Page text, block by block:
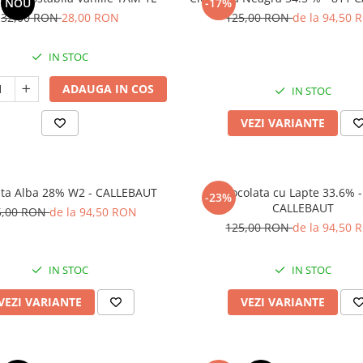
32,00 RON28,00 RON
IN STOC
ADAUGA IN COS
125,00 RONde la 94,50
IN STOC
VEZI VARIANTE
Alba 28% W2 - CALLEBAUT
RONde la 94,50 RON
IN STOC
VARIANTE
-23%Ciocolata cu Lapte 33.6%
CALLEBAUT
125,00 RONde la 94,50
IN STOC
VEZI VARIANTE